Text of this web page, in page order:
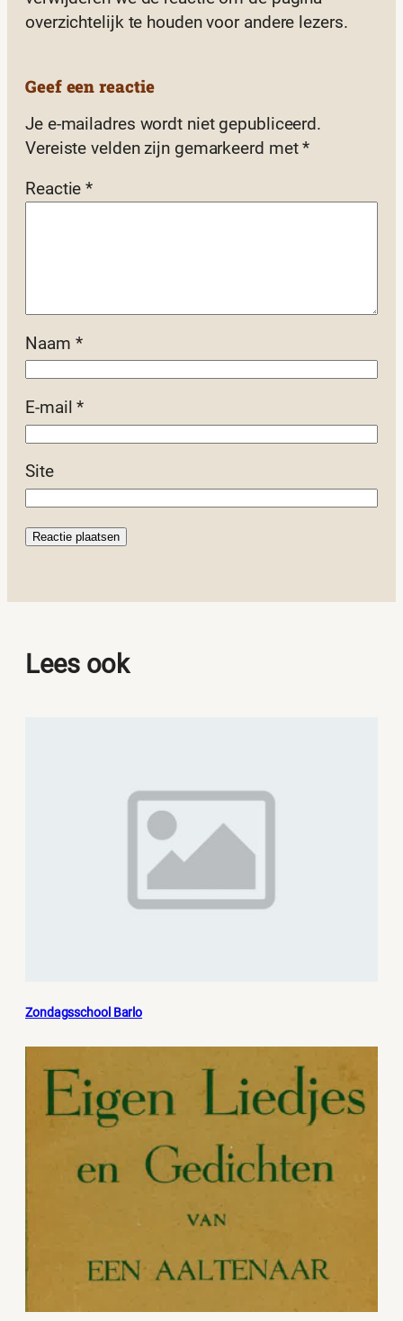
overzichtelijk te houden voor andere lezers.
Geef een reactie
Je e-mailadres wordt niet gepubliceerd.
Vereiste velden zijn gemarkeerd met*
Reactie*
Naam *
E-mail*
Site
Lees ook
Zondagsschool Barlo